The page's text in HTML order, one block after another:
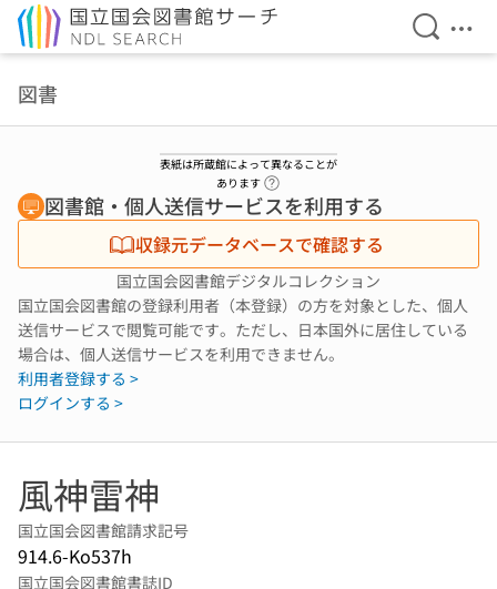
検索を
メ
図書
表紙は所蔵館によって異なることが
あります
図書館・個人送信サービスを利用する
収録元データベースで確認する
国立国会図書館デジタルコレクション
国立国会図書館の登録利用者（本登録）の方を対象とした、個人
送信サービスで閲覧可能です。ただし、日本国外に居住している
場合は、個人送信サービスを利用できません。
利用者登録する >
ログインする >
風神雷神
国立国会図書館請求記号
914.6-Ko537h
国立国会図書館書誌ID